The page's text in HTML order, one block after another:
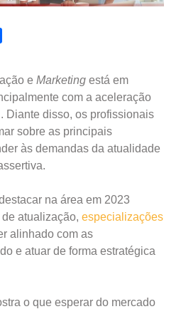
e Marketing está em
com a aceleração
Diante disso, os profissionais
sobre as principais
às demandas da atualidade
na área em 2023
atualização, especializações
alinhado com as
e atuar de forma estratégica
o que esperar do mercado